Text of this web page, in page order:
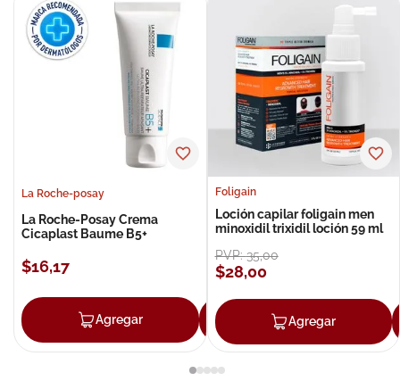
La Roche-posay
La Roche-Posay Crema
Cicaplast Baume B5+
$16,17
Agregar Agregar
Foligain
Loción capilar foligain men
minoxidil trixidil loción 59 ml
PVP:35,00
$28,00
Agregar